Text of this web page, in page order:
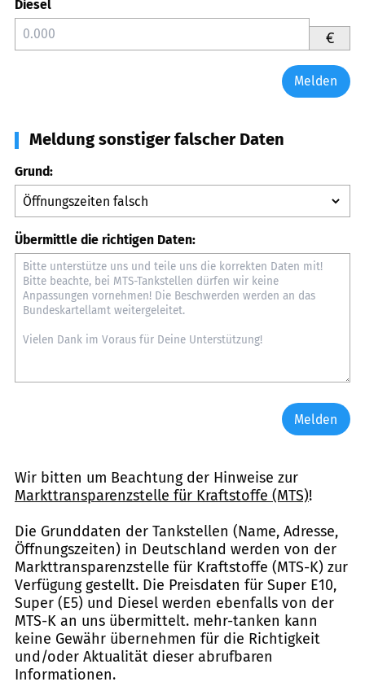
Diesel
€
Melden
Meldung sonstiger falscher Daten
Grund:
Übermittle die richtigen Daten:
Melden
Wir bitten um Beachtung der Hinweise zur
Markttransparenzstelle für Kraftstoffe (MTS)!
Die Grunddaten der Tankstellen (Name, Adresse,
Öffnungszeiten) in Deutschland werden von der
Markttransparenzstelle für Kraftstoffe (MTS-K) zur
Verfügung gestellt. Die Preisdaten für Super E10,
Super (E5) und Diesel werden ebenfalls von der
MTS-K an uns übermittelt. mehr-tanken kann
keine Gewähr übernehmen für die Richtigkeit
und/oder Aktualität dieser abrufbaren
Informationen.